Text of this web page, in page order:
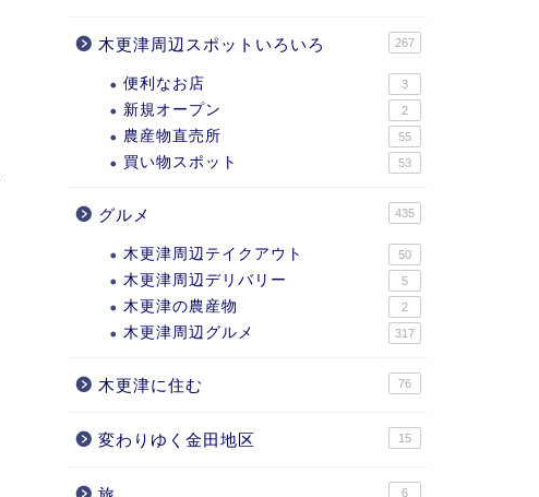
木更津周辺スポットいろいろ 267
便利なお店 3
新規オープン 2
農産物直売所 55
買い物スポット 53
グルメ 435
木更津周辺テイクアウト 50
木更津周辺デリバリー 5
木更津の農産物 2
木更津周辺グルメ 317
木更津に住む 76
変わりゆく金田地区 15
6